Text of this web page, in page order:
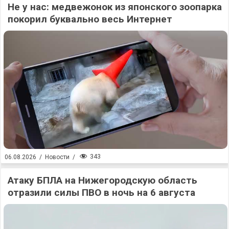
Не у нас: медвежонок из японского зоопарка
покорил буквально весь Интернет
06.08.2026 / Новости / 343
Атаку БПЛА на Нижегородскую область
отразили силы ПВО в ночь на 6 августа